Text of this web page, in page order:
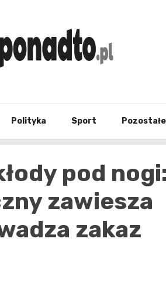
Polityka Sport Pozostałe
pod nogi:
zawiesza
zakaz